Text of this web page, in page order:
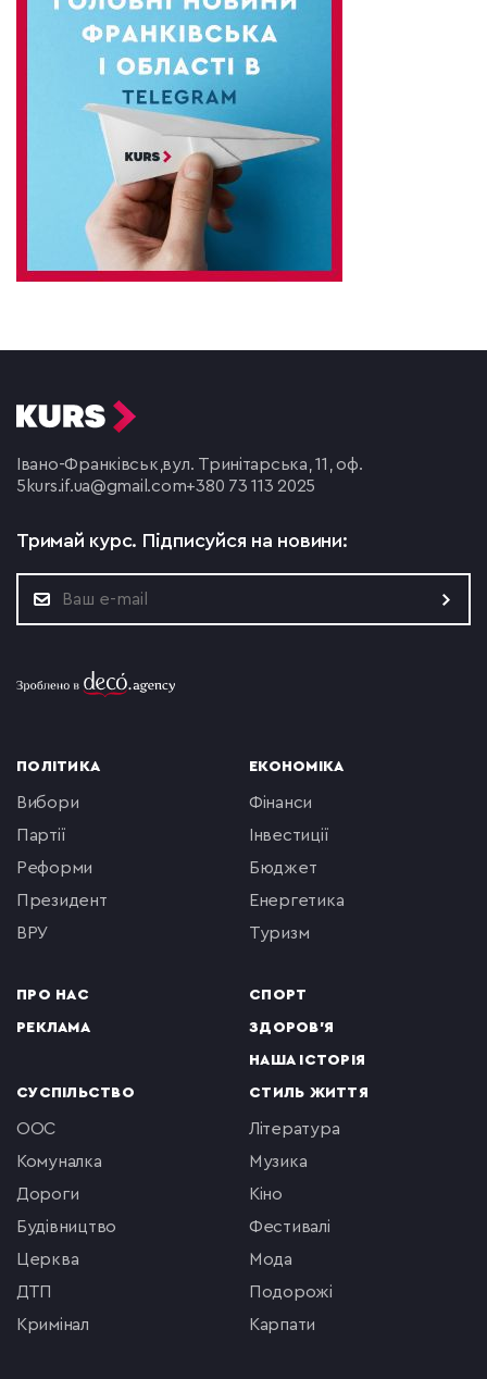
Івано-Франківськ, вул. Тринітарська, 11, оф.
5 kurs.if.ua@gmail.com+380 73 113 2025
Тримай курс. Підписуйся на новини:
ПОЛІТИКА
вибори
партії
реформи
президент
ВРУ
ПРО НАС
РЕКЛАМА
ЕКОНОМІКА
фінанси
інвестиції
бюджет
енергетика
туризм
СПОРТ
ЗДОРОВ'Я
НАША ІСТОРІЯ
СУСПІЛЬСТВО
ООС
комуналка
Дороги
будівництво
церква
ДТП
кримінал
СТИЛЬ ЖИТТЯ
література
музика
кіно
фестивалі
мода
подорожі
Карпати